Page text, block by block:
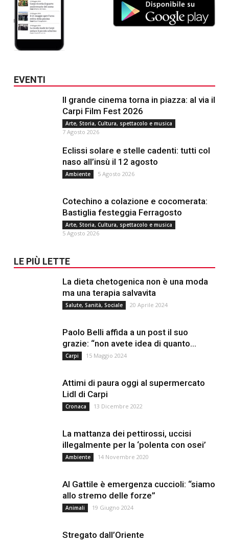
EVENTI
Il grande cinema torna in piazza: al via il
Carpi Film Fest 2026
Arte, Storia, Cultura, spettacolo e musica
7 Agosto 2026
Eclissi solare e stelle cadenti: tutti col
naso all’insù il 12 agosto
Ambiente 5 Agosto 2026
Cotechino a colazione e cocomerata:
Bastiglia festeggia Ferragosto
Arte, Storia, Cultura, spettacolo e musica
5 Agosto 2026
LE PIÙ LETTE
La dieta chetogenica non è una moda
ma una terapia salvavita
Salute, Sanità, Sociale 20 Aprile 2024
Paolo Belli affida a un post il suo
grazie: “non avete idea di quanto...
Carpi 15 Maggio 2024
Attimi di paura oggi al supermercato
Lidl di Carpi
Cronaca 13 Dicembre 2022
La mattanza dei pettirossi, uccisi
illegalmente per la ‘polenta con osei’
Ambiente 14 Novembre 2020
Al Gattile è emergenza cuccioli: “siamo
allo stremo delle forze”
Animali 19 Giugno 2024
Stregato dall’Oriente